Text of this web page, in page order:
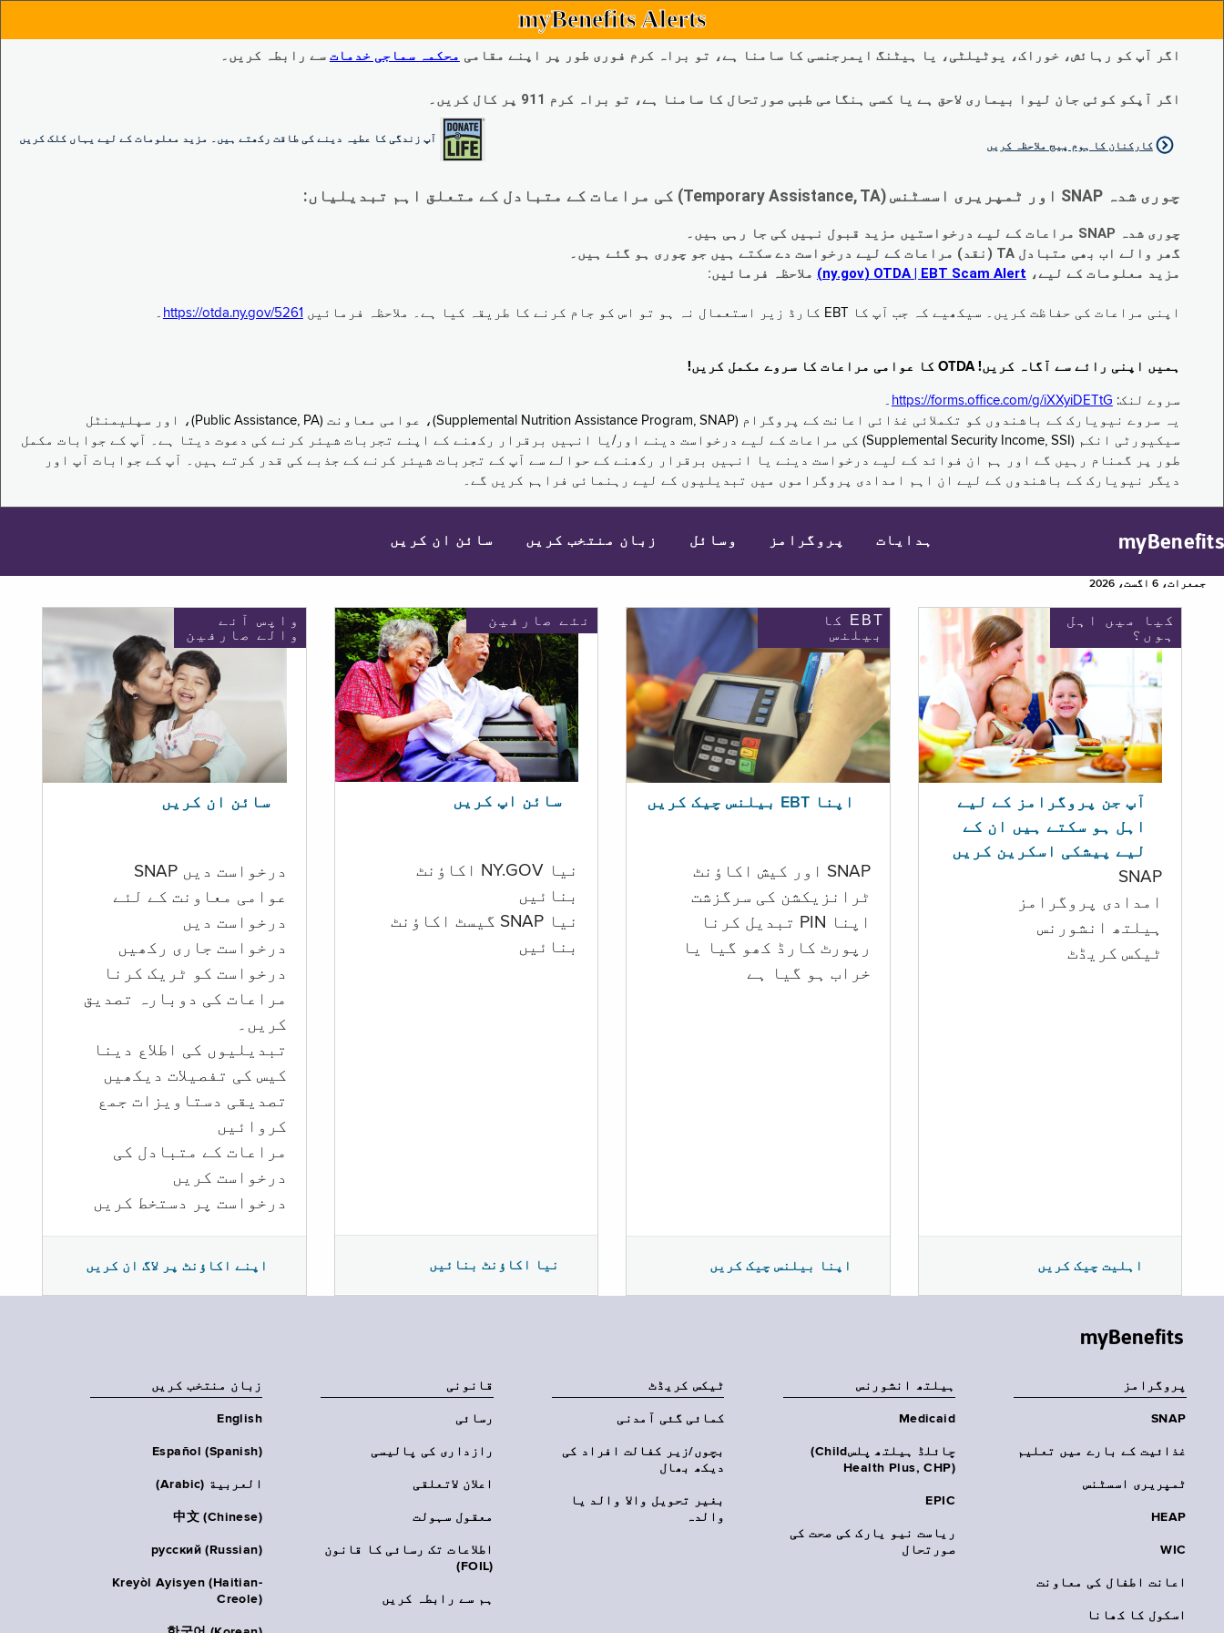
myBenefits Alerts
اگر آپ کو رہائش، خوراک، یوٹیلٹی، یا ہیٹنگ ایمرجنسی کا سامنا ہے، تو براہ کرم فوری طور پر اپنے مقامی محکمہ سماجی خدمات سے رابطہ کریں۔
اگر آپکو کوئی جان لیوا بیماری لاحق ہے یا کسی ہنگامی طبی صورتحال کا سامنا ہے، تو براہ کرم 911 پر کال کریں۔
آپ زندگی کا عطیہ دینے کی طاقت رکھتے ہیں۔ مزید معلومات کے لیے یہاں کلک کریں
کارکنان کا ہوم پیج ملاحظہ کریں
چوری شدہ SNAP اور ٹمپریری اسسٹنس (Temporary Assistance, TA) کی مراعات کے متبادل کے متعلق اہم تبدیلیاں:
چوری شدہ SNAP مراعات کے لیے درخواستیں مزید قبول نہیں کی جا رہی ہیں۔
گھر والے اب بھی متبادل TA (نقد) مراعات کے لیے درخواست دے سکتے ہیں جو چوری ہو گئے ہیں۔
مزید معلومات کے لیے، EBT Scam Alert ‏| OTDA ‏(ny.gov) ملاحظہ فرمائیں:
اپنی مراعات کی حفاظت کریں۔ سیکھیے کہ جب آپ کا EBT کارڈ زیر استعمال نہ ہو تو اس کو جام کرنے کا طریقہ کیا ہے۔ ملاحظہ فرمائیں https://otda.ny.gov/5261 ۔
ہمیں اپنی رائے سے آگاہ کریں! OTDA کا عوامی مراعات کا سروے مکمل کریں!
سروے لنک: https://forms.office.com/g/iXXyiDETtG ۔
یہ سروے نیویارک کے باشندوں کو تکملائی غذائی اعانت کے پروگرام (Supplemental Nutrition Assistance Program, SNAP)، عوامی معاونت (Public Assistance, PA)، اور سپلیمنٹل
سیکیورٹی انکم (Supplemental Security Income, SSI) کی مراعات کے لیے درخواست دینے اور/یا انہیں برقرار رکھنے کے اپنے تجربات شیئر کرنے کی دعوت دیتا ہے۔ آپ کے جوابات مکمل
طور پر گمنام رہیں گے اور ہم ان فوائد کے لیے درخواست دینے یا انہیں برقرار رکھنے کے حوالے سے آپ کے تجربات شیئر کرنے کے جذبے کی قدر کرتے ہیں۔ آپ کے جوابات آپ اور
دیگر نیویارک کے باشندوں کے لیے ان اہم امدادی پروگراموں میں تبدیلیوں کے لیے رہنمائی فراہم کریں گے۔
myBenefits ہدایات پروگرامز وسائل زبان منتخب کریں سائن ان کریں
جمعرات، 6 اگست، 2026
واپس آنے
والے صارفین
سائن ان کریں
درخواست دیں SNAP
عوامی معاونت کے لئے
درخواست دیں
درخواست جاری رکھیں
درخواست کو ٹریک کرنا
مراعات کی دوبارہ تصدیق
کریں۔
تبدیلیوں کی اطلاع دینا
کیس کی تفصیلات دیکھیں
تصدیقی دستاویزات جمع
کروائیں
مراعات کے متبادل کی
درخواست کریں
درخواست پر دستخط کریں
اپنے اکاؤنٹ پر لاگ ان کریں
نئے صارفین
سائن اپ کریں
نیا NY.GOV اکاؤنٹ
بنائیں
نیا SNAP گیسٹ اکاؤنٹ
بنائیں
نیا اکاؤنٹ بنائیں
EBT کا
بیلنس
اپنا EBT بیلنس چیک کریں
SNAP اور کیش اکاؤنٹ
ٹرانزیکشن کی سرگزشت
اپنا PIN تبدیل کرنا
رپورٹ کارڈ کھو گیا یا
خراب ہو گيا ہے
اپنا بیلنس چیک کریں
کیا میں اہل
ہوں؟
آپ جن پروگرامز کے لیے
اہل ہو سکتے ہیں ان کے
لیے پیشکی اسکرین کریں
SNAP
امدادی پروگرامز
‏ہیلتھ انشورنس
ٹیکس کریڈٹ
اہلیت چیک کریں
myBenefits
پروگرامز
SNAP
غذائیت کے بارے میں تعلیم
ٹمپریری اسسٹنس
HEAP
WIC
اعانت اطفال کی معاونت
اسکول کا کھانا
‏ہیلتھ انشورنس
Medicaid
چائلڈ ہیلتھ پلس‎(Child
Health Plus, CHP)‎
EPIC
ریاست نیو یارک کی صحت کی
صورتحال
ٹیکس کریڈٹ
کمائی گئی آمدنی
بچوں/زیر کفالت افراد کی
دیکھ بھال
بغیر تحویل والا والد یا
والدہ
قانونی
رسائی
رازداری کی پالیسی
اعلان لاتعلقی
معقول سہولت
اطلاعات تک رسائی کا قانون
(FOIL)
ہم سے رابطہ کریں
زبان منتخب کریں
English
Español (Spanish)
العربية (Arabic)
中文 (Chinese)
русский (Russian)
Kreyòl Ayisyen (Haitian-
Creole)